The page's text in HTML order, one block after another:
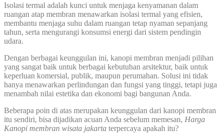
Isolasi termal adalah kunci untuk menjaga kenyamanan dalam
ruangan atap membran menawarkan isolasi termal yang efisien,
membantu menjaga suhu dalam ruangan tetap nyaman sepanjang
tahun, serta mengurangi konsumsi energi dari sistem pendingin
udara.
Dengan berbagai keunggulan ini, kanopi membran menjadi pilihan
yang sangat baik untuk berbagai kebutuhan arsitektur, baik untuk
keperluan komersial, publik, maupun perumahan. Solusi ini tidak
hanya menawarkan perlindungan dan fungsi yang tinggi, tetapi juga
menambah nilai estetika dan ekonomi bagi bangunan Anda.
Beberapa poin di atas merupakan keunggulan dari kanopi membran
itu sendiri, bisa dijadikan acuan Anda sebelum memesan, Harga
Kanopi membran wisata jakarta terpercaya apakah itu?